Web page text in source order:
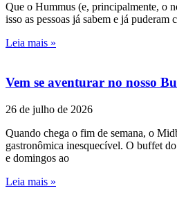
Que o Hummus (e, principalmente, o
isso as pessoas já sabem e já
Leia mais »
Vem se aventurar no nosso
26 de julho de 2026
Quando chega o fim de semana, o
gastronômica inesquecível. O buffet
e domingos ao
Leia mais »